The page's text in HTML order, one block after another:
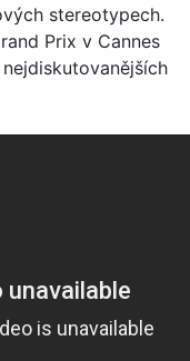
stereotypech.
Prix v Cannes